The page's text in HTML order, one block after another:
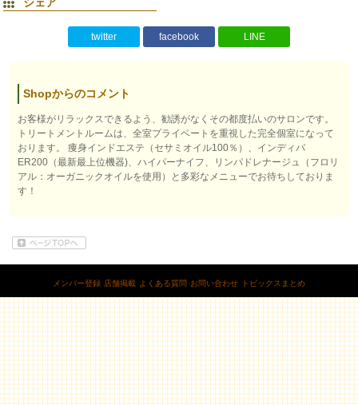
twitter facebook LINE
Shopからのコメント
お客様がリラックスできるよう、勧誘がなくその都度払いのサロンです。
トリートメントルームは、全室プライベートを重視した完全個室になって
おります。 痩身インドエステ（セサミオイル100％）、インディバ
ER200（最新最上位機器)、ハイパーナイフ、リンパドレナージュ（フロリ
アル：オーガニックオイルを使用）と多彩なメニューでお待ちしておりま
す！
メンバー登録 店舗掲載 よくある質問 お問い合わせ トピックスまとめ